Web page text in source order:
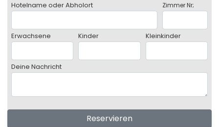
Hotelname oder Abholort Zimmer Nr;
Erwachsene Kinder Kleinkinder
Deine Nachricht
Reservieren